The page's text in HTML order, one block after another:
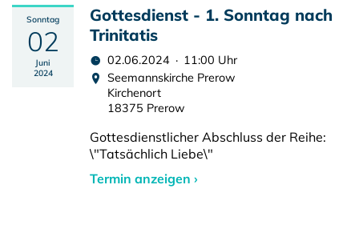
Sonntag
02
Juni
2024
Gottesdienst - 1. Sonntag nach
Trinitatis
02.06.2024 · 11:00 Uhr
Seemannskirche Prerow
Kirchenort
18375 Prerow
Gottesdienstlicher Abschluss der Reihe:
\"Tatsächlich Liebe\"
Termin anzeigen ›